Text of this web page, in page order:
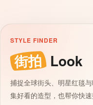
STYLE FINDER
街拍 Look
捕捉全球街头、明星红毯
集好看的造型，也帮你快速